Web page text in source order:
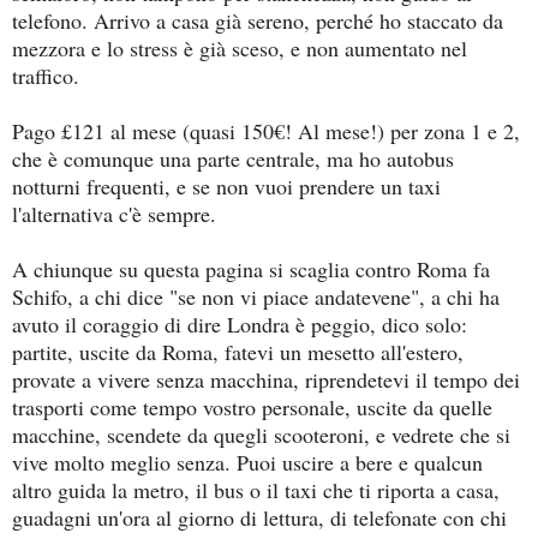
telefono. Arrivo a casa già sereno, perché ho staccato da
mezzora e lo stress è già sceso, e non aumentato nel
traffico.
Pago £121 al mese (quasi 150€! Al mese!) per zona 1 e 2,
che è comunque una parte centrale, ma ho autobus
notturni frequenti, e se non vuoi prendere un taxi
l'alternativa c'è sempre.
A chiunque su questa pagina si scaglia contro Roma fa
Schifo, a chi dice "se non vi piace andatevene", a chi ha
avuto il coraggio di dire Londra è peggio, dico solo:
partite, uscite da Roma, fatevi un mesetto all'estero,
provate a vivere senza macchina, riprendetevi il tempo dei
trasporti come tempo vostro personale, uscite da quelle
macchine, scendete da quegli scooteroni, e vedrete che si
vive molto meglio senza. Puoi uscire a bere e qualcun
altro guida la metro, il bus o il taxi che ti riporta a casa,
guadagni un'ora al giorno di lettura, di telefonate con chi